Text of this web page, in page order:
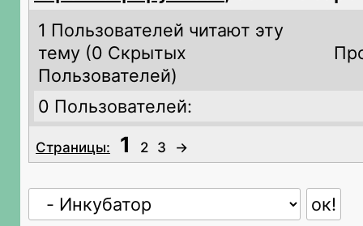
1 Пользователей читают эту
тему (0 Скрытых
Пользователей)
0 Пользователей:
Страницы: 1 2 3 →